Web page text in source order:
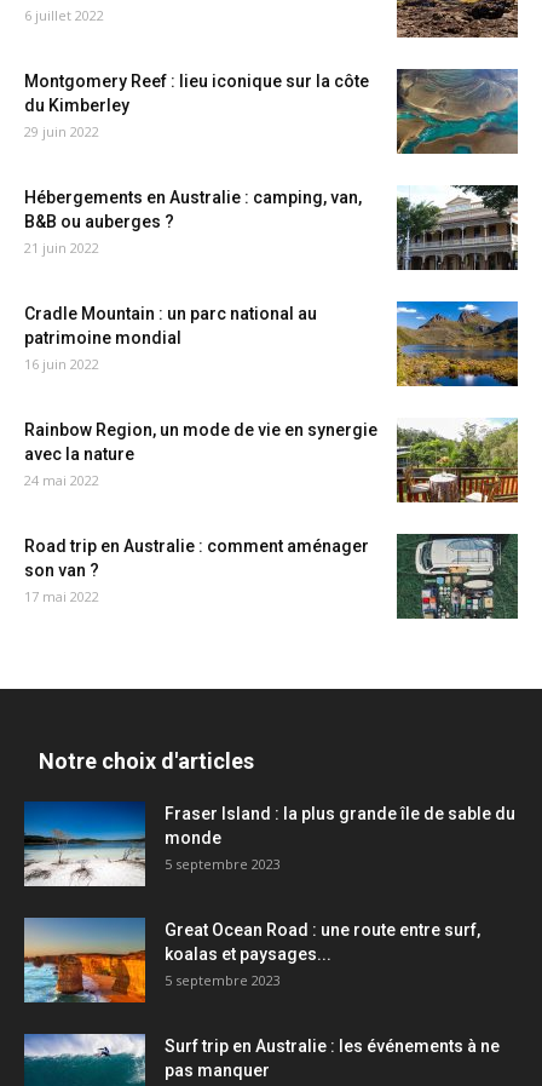
6 juillet 2022
Montgomery Reef : lieu iconique sur la côte
du Kimberley
29 juin 2022
Hébergements en Australie : camping, van,
B&B ou auberges ?
21 juin 2022
Cradle Mountain : un parc national au
patrimoine mondial
16 juin 2022
Rainbow Region, un mode de vie en synergie
avec la nature
24 mai 2022
Road trip en Australie : comment aménager
son van ?
17 mai 2022
Notre choix d'articles
Fraser Island : la plus grande île de sable du
monde
5 septembre 2023
Great Ocean Road : une route entre surf,
koalas et paysages...
5 septembre 2023
Surf trip en Australie : les événements à ne
pas manquer